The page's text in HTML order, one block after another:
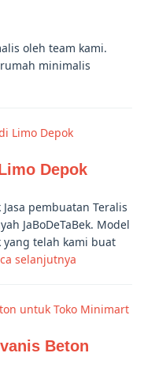
oleh team kami.
minimalis
Depok
pembuatan Teralis
JaBoDeTaBek. Model
yang telah kami buat
selanjutnya
Beton